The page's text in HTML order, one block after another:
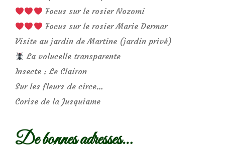
Focus sur le rosier Nozomi
Focus sur le rosier Marie Dermar
Visite au jardin de Martine (jardin privé)
La volucelle transparente
Insecte : Le Clairon
Sur les fleurs de circe…
Corise de la Jusquiame
De bonnes adresses…